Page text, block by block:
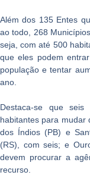
Além dos 135 Entes
ao todo, 268
seja, com até 500
que eles podem
população e tentar
ano.
Destaca-se que
habitantes para mudar
dos Índios (PB) e
(RS), com seis; e
devem procurar a
recurso.